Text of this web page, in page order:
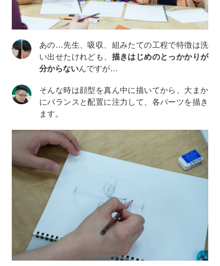
あの…先生、吸収、組みたての工程で特徴は洗
い出せたけれども、 描きはじめのとっかかりが
分からないんですが…
そんな時は顔型を真ん中に描いてから、大まか
にバランスと配置に注力して、各パーツを描き
ます。